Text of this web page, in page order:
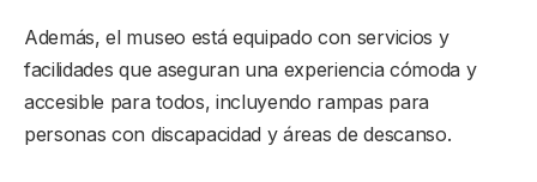
Además, el museo está equipado con servicios y
facilidades que aseguran una experiencia cómoda y
accesible para todos, incluyendo rampas para
personas con discapacidad y áreas de descanso.